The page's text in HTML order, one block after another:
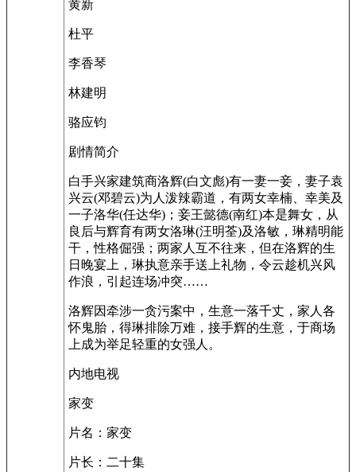
黄新
杜平
李香琴
林建明
骆应钧
剧情简介
白手兴家建筑商洛辉(白文彪)有一妻一妾，妻子袁
兴云(邓碧云)为人泼辣霸道，有两女幸楠、幸美及
一子洛华(任达华)；妾王懿德(南红)本是舞女，从
良后与辉育有两女洛琳(汪明荃)及洛敏，琳精明能
干，性格倔强；两家人互不往来，但在洛辉的生
日晚宴上，琳执意亲手送上礼物，令云趁机兴风
作浪，引起连场冲突……
洛辉因牵涉一贪污案中，生意一落千丈，家人各
怀鬼胎，得琳排除万难，接手辉的生意，于商场
上成为举足轻重的女强人。
内地电视
家变
片名：家变
片长：二十集